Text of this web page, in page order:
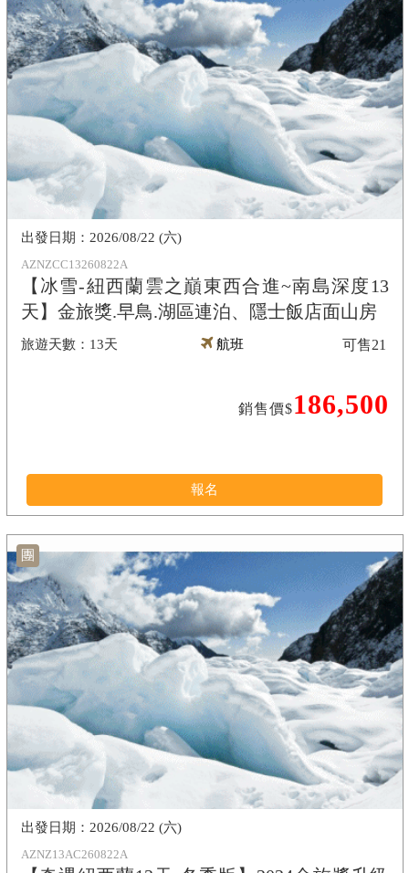
AZNZCC13260822A
【冰雪-紐西蘭雲之巔東西合進~南島深度13
天】金旅獎.早鳥.湖區連泊、隱士飯店面山房
13天
2026/08/22 (六)
航班
銷售價$186,500
可售21
報名
團
AZNZ13AC260822A
2026/08/22 (六)